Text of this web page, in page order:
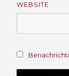
WEBSITE